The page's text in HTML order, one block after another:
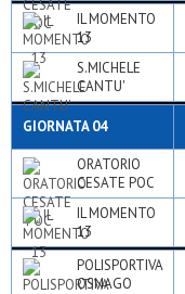
IL MOMENTO
13
S.MICHELE
CANTU'
GIORNATA 04
ORATORIO
CESATE POC
IL MOMENTO
13
POLISPORTIVA
OSNAGO